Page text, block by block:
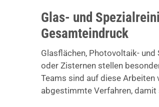
Glas- und
Gesamteindruck
Glasflächen, Photovoltaik- und
oder Zisternen stellen
Teams sind auf diese Arbeiten
abgestimmte Verfahren,